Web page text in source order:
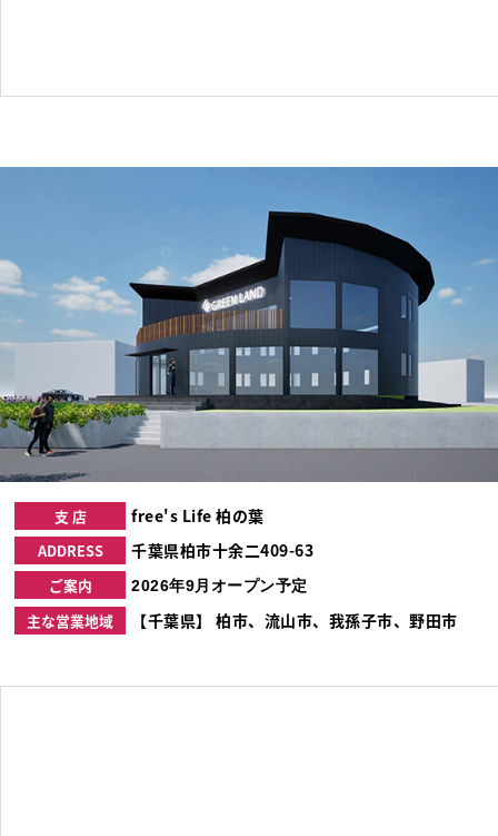
支 店 free's Life 柏の葉
ADDRESS 千葉県柏市十余二409-63
ご案内 2026年9月オープン予定
主な営業地域 【千葉県】 柏市、流山市、我孫子市、野田市